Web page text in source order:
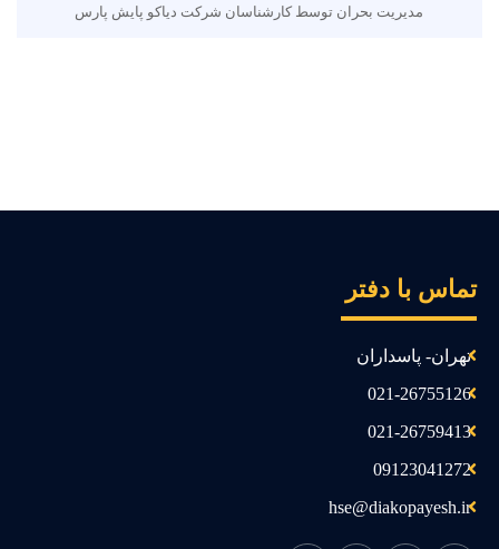
مدیریت بحران توسط کارشناسان شرکت دیاکو پایش پارس
با دفتر
تهران- پاسداران
021-26755126
021-26759413
09123041272
hse@diakopayesh.ir